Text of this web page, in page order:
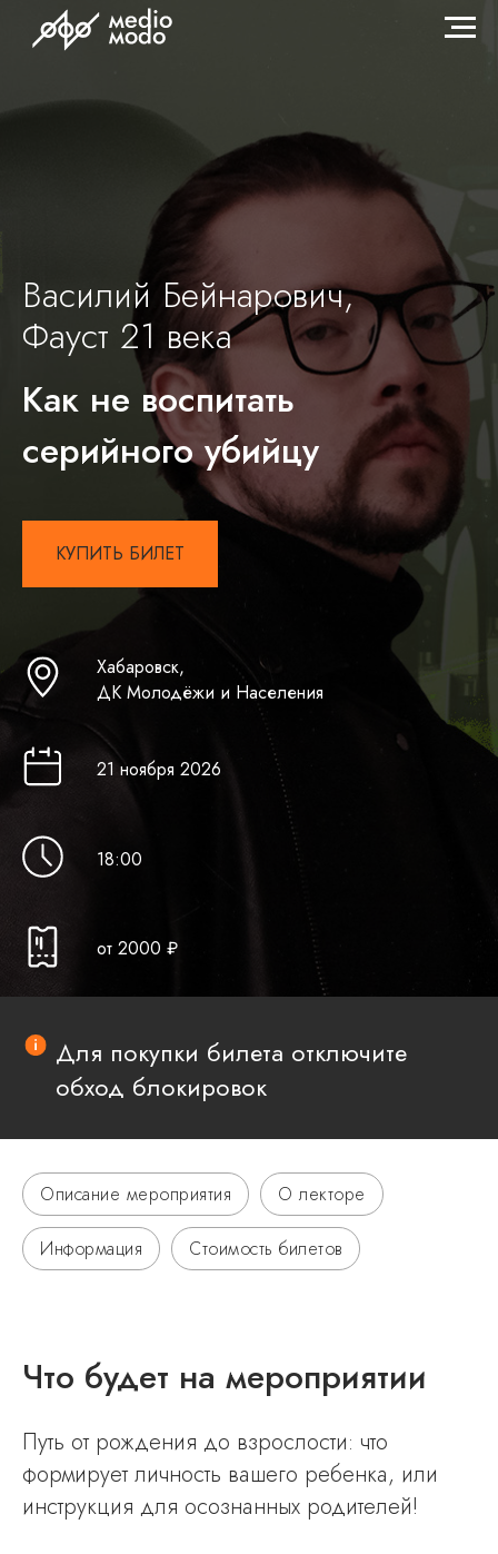
Василий Бейн арович,
Фауст 21 века
Как не воспитать
серийного убийцу
КУПИТЬ БИЛЕТ
Хабаровск,
ДК Молодёжи и Населения
21 ноября 202 6
18:00
от 2 000 ₽
Для покупки билета отключите
обход блокировок
Описание мероприятия О лекторе
Информация Стоимость билетов
Что будет на мероприятии
Путь от рождения до взрослости: что
формирует личность вашего ребенка, или
инструкция для осознанных родителей!